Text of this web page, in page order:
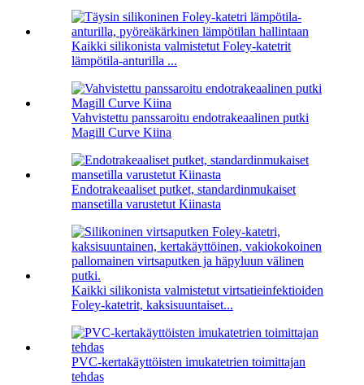
Kaikki silikonista valmistetut Foley-katetrit
lämpötila-anturilla ...
Vahvistettu panssaroitu endotrakeaalinen putki
Magill Curve Kiina
Endotrakeaaliset putket, standardinmukaiset
mansetilla varustetut Kiinasta
Kaikki silikonista valmistetut virtsatieinfektioiden
Foley-katetrit, kaksisuuntaiset...
PVC-kertakäyttöisten imukatetrien toimittajan
tehdas